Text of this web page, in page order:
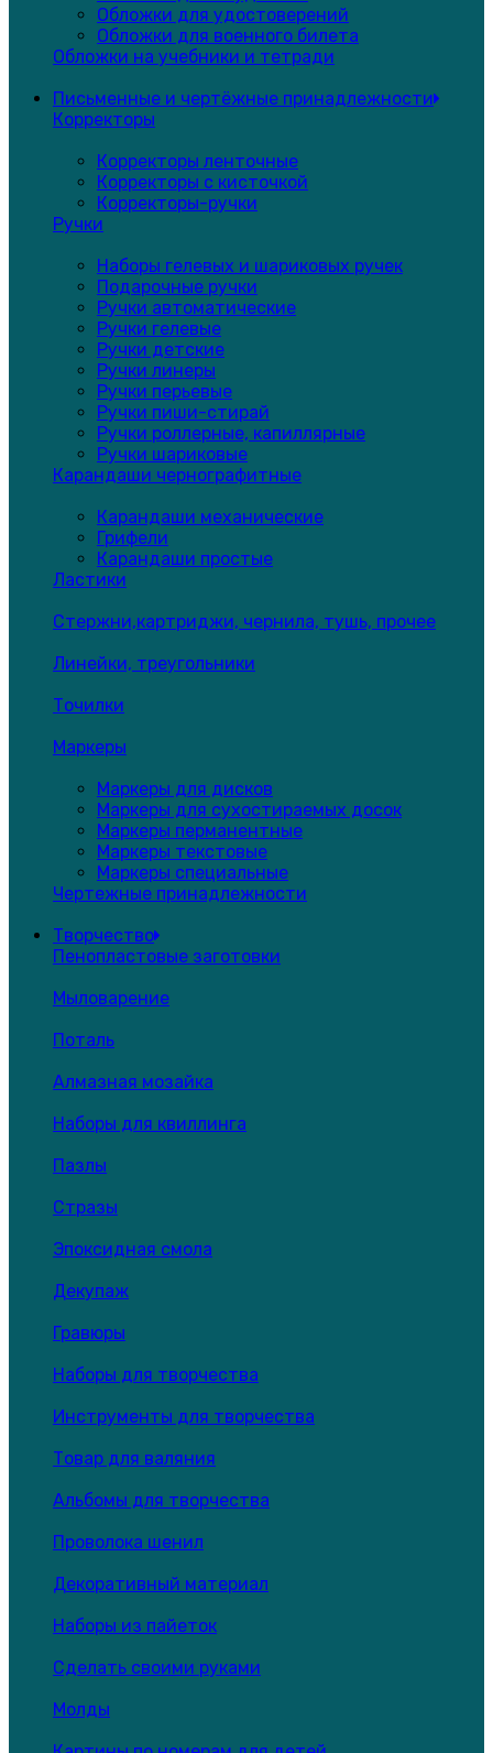
Обложки для удостоверений
Обложки для военного билета
Обложки на учебники и тетради
Письменные и чертёжные принадлежности
Корректоры
Корректоры ленточные
Корректоры с кисточкой
Корректоры-ручки
Ручки
Наборы гелевых и шариковых ручек
Подарочные ручки
Ручки автоматические
Ручки гелевые
Ручки детские
Ручки линеры
Ручки перьевые
Ручки пиши-стирай
Ручки роллерные, капиллярные
Ручки шариковые
Карандаши чернографитные
Карандаши механические
Грифели
Карандаши простые
Ластики
Стержни,картриджи, чернила, тушь, прочее
Линейки, треугольники
Точилки
Маркеры
Маркеры для дисков
Маркеры для сухостираемых досок
Маркеры перманентные
Маркеры текстовые
Маркеры специальные
Чертежные принадлежности
Творчество
Пенопластовые заготовки
Мыловарение
Поталь
Алмазная мозайка
Наборы для квиллинга
Пазлы
Стразы
Эпоксидная смола
Декупаж
Гравюры
Наборы для творчества
Инструменты для творчества
Товар для валяния
Альбомы для творчества
Проволока шенил
Декоративный материал
Наборы из пайеток
Сделать своими руками
Молды